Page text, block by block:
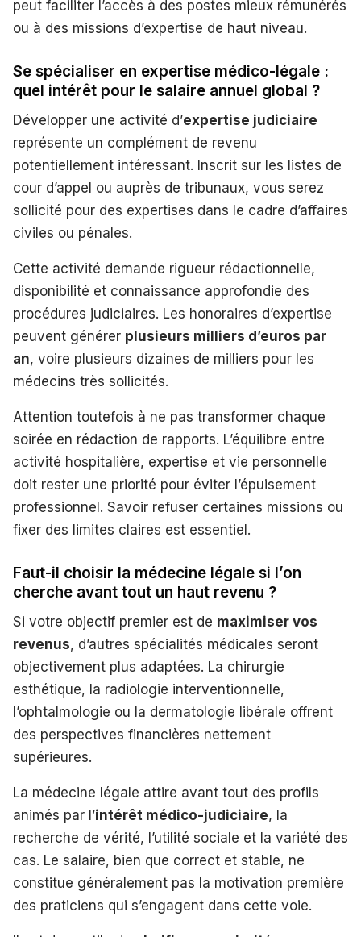
peut faciliter l’accès à des postes mieux rémunérés
ou à des missions d’expertise de haut niveau.
Se spécialiser en expertise médico-légale :
quel intérêt pour le salaire annuel global ?
Développer une activité d’expertise judiciaire
représente un complément de revenu
potentiellement intéressant. Inscrit sur les listes de
cour d’appel ou auprès de tribunaux, vous serez
sollicité pour des expertises dans le cadre d’affaires
civiles ou pénales.
Cette activité demande rigueur rédactionnelle,
disponibilité et connaissance approfondie des
procédures judiciaires. Les honoraires d’expertise
peuvent générer plusieurs milliers d’euros par
an, voire plusieurs dizaines de milliers pour les
médecins très sollicités.
Attention toutefois à ne pas transformer chaque
soirée en rédaction de rapports. L’équilibre entre
activité hospitalière, expertise et vie personnelle
doit rester une priorité pour éviter l’épuisement
professionnel. Savoir refuser certaines missions ou
fixer des limites claires est essentiel.
Faut-il choisir la médecine légale si l’on
cherche avant tout un haut revenu ?
Si votre objectif premier est de maximiser vos
revenus, d’autres spécialités médicales seront
objectivement plus adaptées. La chirurgie
esthétique, la radiologie interventionnelle,
l’ophtalmologie ou la dermatologie libérale offrent
des perspectives financières nettement
supérieures.
La médecine légale attire avant tout des profils
animés par l’intérêt médico-judiciaire, la
recherche de vérité, l’utilité sociale et la variété des
cas. Le salaire, bien que correct et stable, ne
constitue généralement pas la motivation première
des praticiens qui s’engagent dans cette voie.